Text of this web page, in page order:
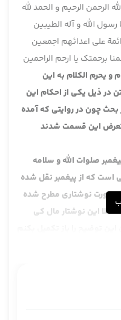
الرحمن الرحیم و الحمد لله
الله و آله الطیبین
علی اعدائهم اجمعین
برحمتک یا ارحم الراحمین
و یحرم الکلام به این
در ذیل یکی از احکام این
چون در روایتی که آمده
این قسمت شدند
صلوات الله و سلامه
است که از پیغمبر نقل شده
صورت نوشتاری مطرح شده
این نوشتار مال کی
با کیفیت تولد فقه در
سنن پیغمبر چجوری شد.